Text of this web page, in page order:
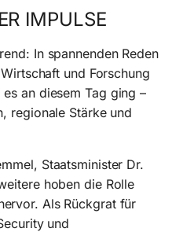
IMPULSE
In spannenden Reden
und Forschung
an diesem Tag ging –
regionale Stärke und
Staatsminister Dr.
hoben die Rolle
Als Rückgrat für
und